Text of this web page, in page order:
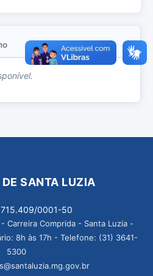
Anexos
SANTA LUZIA
0001-50
Carreira Comprida - Santa Luzia -
8h às 17h - Telefone: (31) 3641-
5300